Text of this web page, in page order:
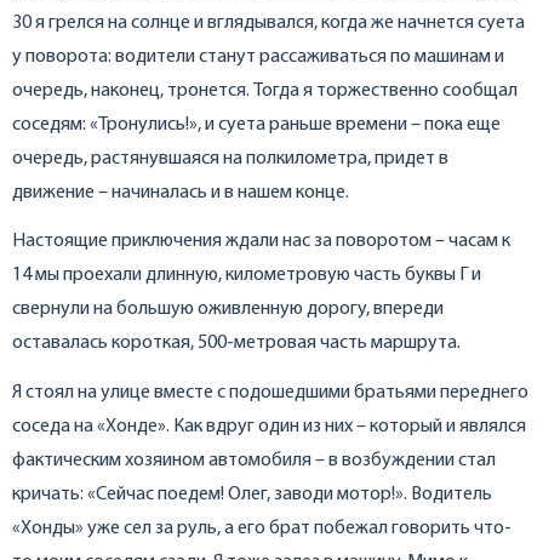
30 я грелся на солнце и вглядывался, когда же начнется суета
у поворота: водители станут рассаживаться по машинам и
очередь, наконец, тронется. Тогда я торжественно сообщал
соседям: «Тронулись!», и суета раньше времени – пока еще
очередь, растянувшаяся на полкилометра, придет в
движение – начиналась и в нашем конце.
Настоящие приключения ждали нас за поворотом – часам к
14 мы проехали длинную, километровую часть буквы Г и
свернули на большую оживленную дорогу, впереди
оставалась короткая, 500-метровая часть маршрута.
Я стоял на улице вместе с подошедшими братьями переднего
соседа на «Хонде». Как вдруг один из них – который и являлся
фактическим хозяином автомобиля – в возбуждении стал
кричать: «Сейчас поедем! Олег, заводи мотор!». Водитель
«Хонды» уже сел за руль, а его брат побежал говорить что-